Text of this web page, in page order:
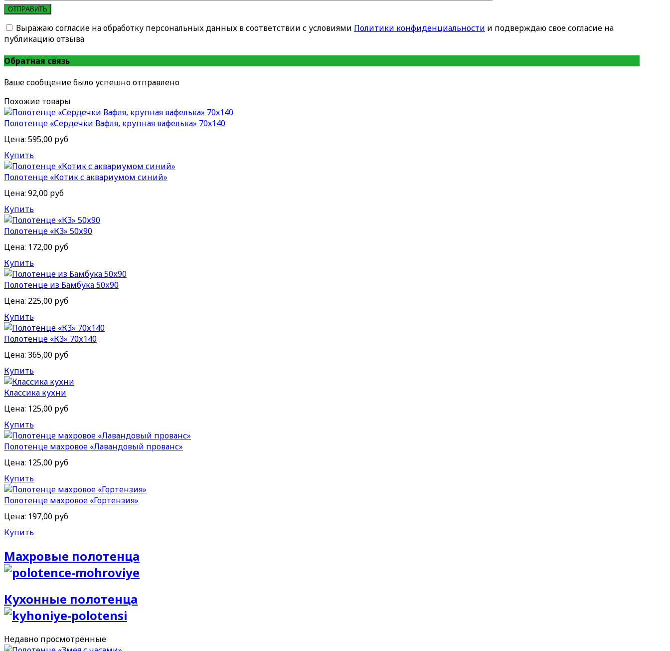
ОТПРАВИТЬ
Выражаю согласие на обработку персональных данных в соответствии с условиями Политики конфиденциальности и подверждаю свое согласие на
публикацию отзыва
Обратная связь
Ваше сообщение было успешно отправлено
Похожие товары
Полотенце «Сердечки Вафля, крупная вафелька» 70x140
Цена: 595,00 руб
Купить
Полотенце «Котик с аквариумом синий»
Цена: 92,00 руб
Купить
Полотенце «К3» 50х90
Цена: 172,00 руб
Купить
Полотенце из Бамбука 50х90
Цена: 225,00 руб
Купить
Полотенце «К3» 70х140
Цена: 365,00 руб
Купить
Классика кухни
Цена: 125,00 руб
Купить
Полотенце махровое «Лавандовый прованс»
Цена: 125,00 руб
Купить
Полотенце махровое «Гортензия»
Цена: 197,00 руб
Купить
Махровые полотенца
Кухонные полотенца
Недавно просмотренные